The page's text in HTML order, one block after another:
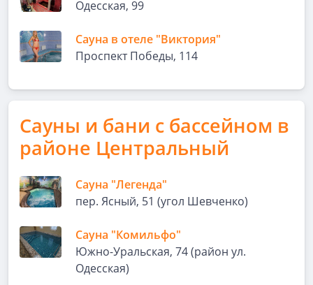
Одесская, 99
Сауна в отеле "Виктория"
Проспект Победы, 114
Сауны и бани с бассейном в
районе Центральный
Сауна "Легенда"
пер. Ясный, 51 (угол Шевченко)
Сауна "Комильфо"
Южно-Уральская, 74 (район ул.
Одесская)